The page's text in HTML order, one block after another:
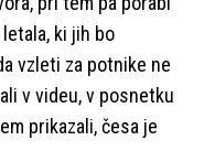
ki jih bo
vzleti za potnike ne
v videu, v posnetku
prikazali, česa je